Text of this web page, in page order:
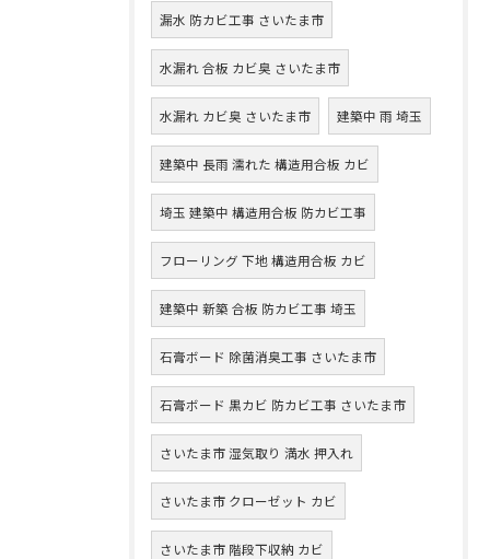
漏水 防カビ工事 さいたま市
水漏れ 合板 カビ臭 さいたま市
水漏れ カビ臭 さいたま市 建築中 雨 埼玉
建築中 長雨 濡れた 構造用合板 カビ
埼玉 建築中 構造用合板 防カビ工事
フローリング 下地 構造用合板 カビ
建築中 新築 合板 防カビ工事 埼玉
石膏ボード 除菌消臭工事 さいたま市
石膏ボード 黒カビ 防カビ工事 さいたま市
さいたま市 湿気取り 満水 押入れ
さいたま市 クローゼット カビ
さいたま市 階段下収納 カビ